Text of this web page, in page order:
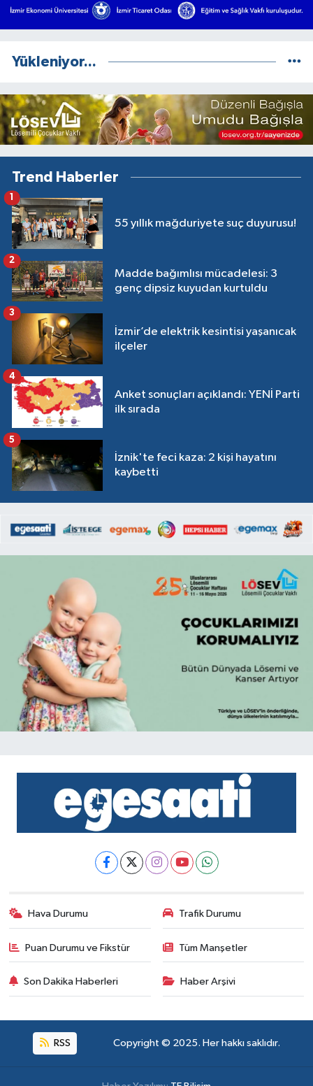
Yükleniyor...
Trend Haberler
55 yıllık mağduriyete suç duyurusu!
1
Madde bağımlısı mücadelesi: 3
genç dipsiz kuyudan kurtuldu
2
İzmir’de elektrik kesintisi yaşanıcak
ilçeler
3
Anket sonuçları açıklandı: YENİ Parti
ilk sırada
4
İznik'te feci kaza: 2 kişi hayatını
kaybetti
5
Hava Durumu Trafik Durumu
Puan Durumu ve Fikstür Tüm Manşetler
Son Dakika Haberleri Haber Arşivi
RSS Copyright © 2025. Her hakkı saklıdır.